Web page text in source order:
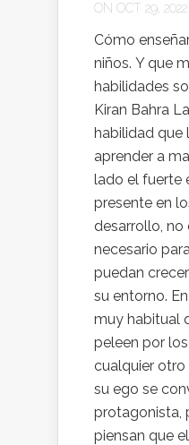
ON OCT 29, 2022
Cómo
niños. Y que
habilidades
Kiran Bahra
habilidad que
aprender a
lado el fuerte
presente en
desarrollo, no
necesario
puedan
su entorno.
muy habitual
peleen por
cualquier
su ego se
protagonista,
piensan que